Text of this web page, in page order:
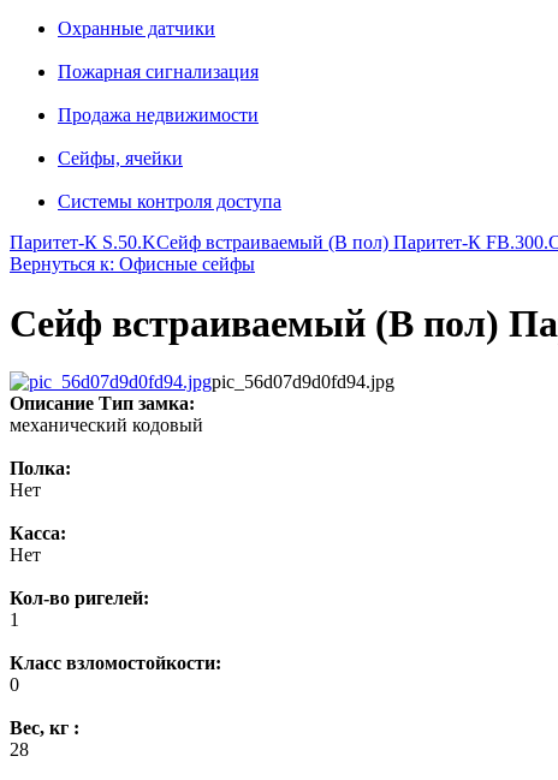
Охранные датчики
Пожарная сигнализация
Продажа недвижимости
Сейфы, ячейки
Системы контроля доступа
Паритет-К S.50.KСейф встраиваемый (В пол) Паритет-К
Вернуться к: Офисные сейфы
Сейф встраиваемый (В пол)
pic_56d07d9d0fd94.jpg
Описание Тип замка:
механический кодовый
Полка:
Нет
Касса:
Нет
Кол-во ригелей:
1
Класс взломостойкости:
0
Вес, кг :
28